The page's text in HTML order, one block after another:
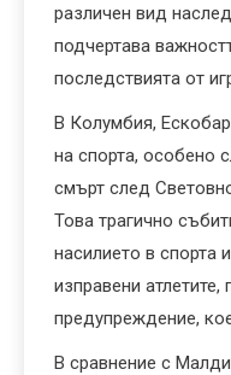
различен вид
подчертава
последствията от
В Колумбия,
на спорта, особено
смърт след
Това трагично
насилието в спорта
изправени
предупреждение,
В сравнение с